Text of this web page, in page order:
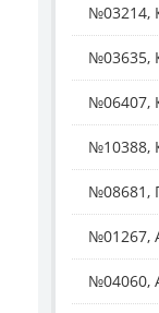
№03214,
№03635,
№06407,
№10388,
№08681,
№01267,
№04060,